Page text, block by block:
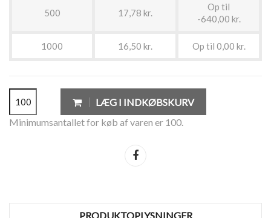
500 17,78 kr.
Op til
-640,00 kr.
1000 16,50 kr. Op til 0,00 kr.
LÆG I INDKØBSKURV
Minimumsantallet for køb af varen er 100.
PRODUKTOPLYSNINGER